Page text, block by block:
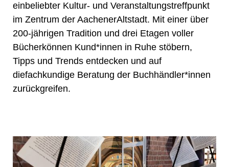
einbeliebter Kultur- und Veranstaltungstreffpunkt
im Zentrum der AachenerAltstadt. Mit einer über
200-jährigen Tradition und drei Etagen voller
Bücherkönnen Kund*innen in Ruhe stöbern,
Tipps und Trends entdecken und auf
diefachkundige Beratung der Buchhändler*innen
zurückgreifen.